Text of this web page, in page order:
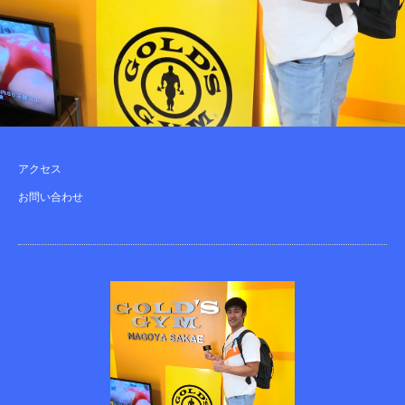
アクセス
お問い合わせ